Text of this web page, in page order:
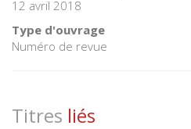
12 avril 2018
Type d'ouvrage
Numéro de revue
Titres liés